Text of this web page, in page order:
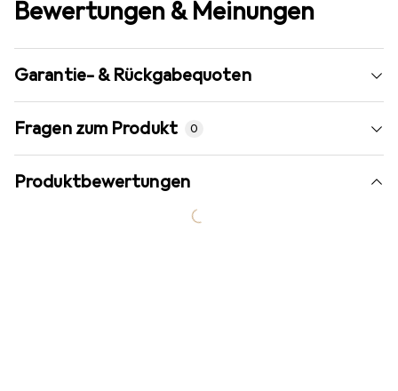
Bewertungen & Meinungen
Garantie- & Rückgabequoten
Fragen zum Produkt 0
Produktbewertungen